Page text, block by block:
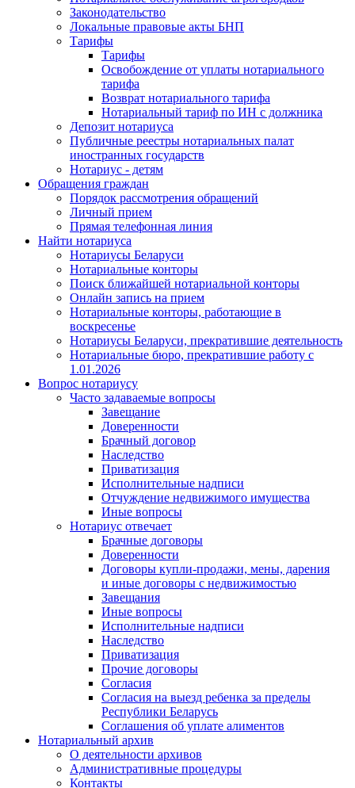
Законодательство
Локальные правовые акты БНП
Тарифы
Тарифы
Освобождение от уплаты нотариального
тарифа
Возврат нотариального тарифа
Нотариальный тариф по ИН с должника
Депозит нотариуса
Публичные реестры нотариальных палат
иностранных государств
Нотариус - детям
Обращения граждан
Порядок рассмотрения обращений
Личный прием
Прямая телефонная линия
Найти нотариуса
Нотариусы Беларуси
Нотариальные конторы
Поиск ближайшей нотариальной конторы
Онлайн запись на прием
Нотариальные конторы, работающие в
воскресенье
Нотариусы Беларуси, прекратившие деятельность
Нотариальные бюро, прекратившие работу с
1.01.2026
Вопрос нотариусу
Часто задаваемые вопросы
Завещание
Доверенности
Брачный договор
Наследство
Приватизация
Исполнительные надписи
Отчуждение недвижимого имущества
Иные вопросы
Нотариус отвечает
Брачные договоры
Доверенности
Договоры купли-продажи, мены, дарения
и иные договоры с недвижимостью
Завещания
Иные вопросы
Исполнительные надписи
Наследство
Приватизация
Прочие договоры
Согласия
Согласия на выезд ребенка за пределы
Республики Беларусь
Соглашения об уплате алиментов
Нотариальный архив
О деятельности архивов
Административные процедуры
Контакты